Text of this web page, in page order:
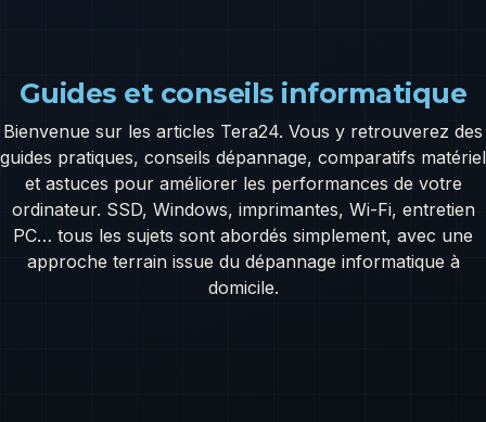
Guides et conseils informatique
Bienvenue sur les articles Tera24. Vous y retrouverez des
guides pratiques, conseils dépannage, comparatifs matériel
et astuces pour améliorer les performances de votre
ordinateur. SSD, Windows, imprimantes, Wi-Fi, entretien
PC… tous les sujets sont abordés simplement, avec une
approche terrain issue du dépannage informatique à
domicile.